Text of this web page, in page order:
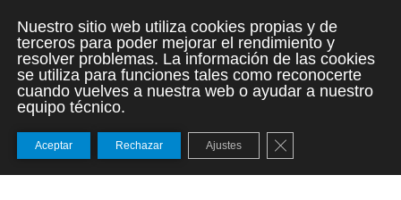
Nuestro sitio web utiliza cookies propias y de
terceros para poder mejorar el rendimiento y
resolver problemas. La información de las cookies
se utiliza para funciones tales como reconocerte
cuando vuelves a nuestra web o ayudar a nuestro
equipo técnico.
Aceptar Rechazar Ajustes Cerrar el banner de